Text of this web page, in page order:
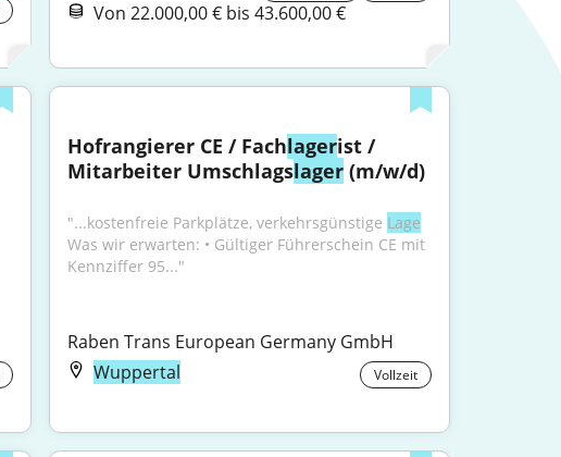
Von 22.000,00 € bis 43.600,00 €
Hofrangierer CE / Fachlagerist /
Mitarbeiter Umschlagslager (m/w/d)
"...kostenfreie Parkplätze, verkehrsgünstige Lage
Was wir erwarten: • Gültiger Führerschein CE mit
Kennziffer 95..."
Raben Trans European Germany GmbH
Wuppertal
Vollzeit